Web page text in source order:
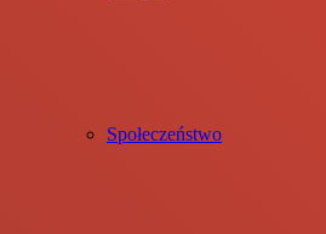
Społeczeństwo